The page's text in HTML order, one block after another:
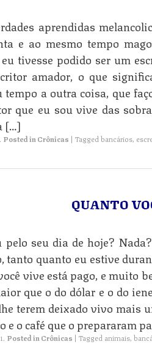
aprendidas
e ao mesmo tempo
tivesse podido ser um
amador, o que
a outra coisa, que
que eu sou vive das
[…]
. Posted in Crônicas | Tagged bancários,
QUANTO
pelo seu dia de hoje?
tanto quanto eu estive
vive está pago, e muito
que o do dólar e o do
terem deixado vivo mais
e o café que o prepararam
. Posted inCrônicas | Tagged animais,